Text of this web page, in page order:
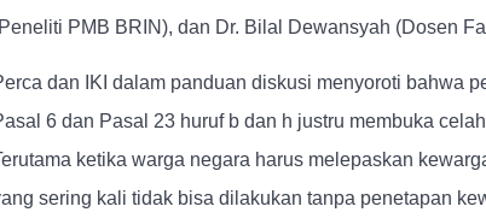
PMB BRIN), dan Dr. Bilal Dewansyah (Dosen
dan IKI dalam panduan diskusi menyoroti bahwa
6 dan Pasal 23 huruf b dan h justru membuka
ketika warga negara harus melepaskan
sering kali tidak bisa dilakukan tanpa penetapan